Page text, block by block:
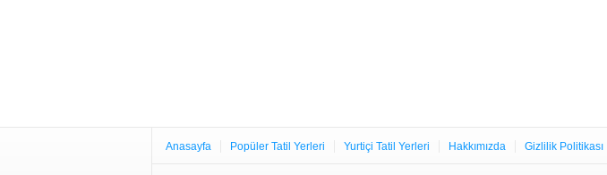
Anasayfa Popüler Tatil Yerleri Yurtiçi Tatil Yerleri Hakkımızda Gizlilik Politikası